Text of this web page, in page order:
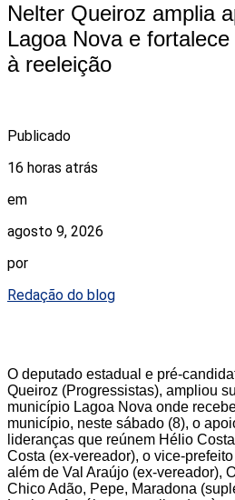
Nelter Queiroz amplia
Lagoa Nova e
à reeleição
Publicado
16 horas atrás
em
agosto 9, 2026
por
Redação do blog
O deputado estadual e pré-
Queiroz (Progressistas), ampliou
município Lagoa Nova onde
município, neste sábado (8), o
lideranças que reúnem Hélio
Costa (ex-vereador), o vice-
além de Val Araújo (ex-vereador),
Chico Adão, Pepe, Maradona